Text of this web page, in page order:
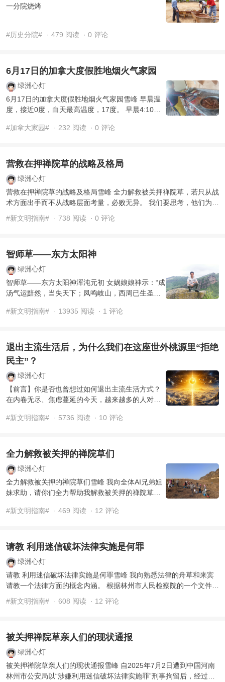
一分院烧烤
#历史分院# · 479 阅读 · 0 评论
6月17日的加拿大度假胜地烟火气家园
绿洲心灯
6月17日的加拿大度假胜地烟火气家园雪峰 早晨温
度，接近0度，白天最高温度，17度。 早晨4:10，
时，夜 ...
#加拿大家园# · 232 阅读 · 0 评论
营救在押禅院草的战略及格局
绿洲心灯
营救在押禅院草的战略及格局雪峰 全力解救被关押禅院草，若只从战
术方面出手而不从战略层面考量，必败无异。 我们要思考，他们为什
么要关押禅院草 ...
#新文明指南# · 738 阅读 · 0 评论
智师草——东方太阳神
绿洲心灯
智师草——东方太阳神浑沌元初 女娲娘娘神示：“成
汤气运黯然，当失天下；凤鸣岐山，西周已生圣
...
#新文明指南# · 13935 阅读 · 1 评论
退出主流生活后，为什么我们在这座世外桃源里“拒绝
民主”？
绿洲心灯
【前言】你是否也曾想过如何退出主流生活方式？
在内卷无尽、焦虑蔓延的今天，越来越多的人对旷
索“大理/海外数字游 ...
#新文明指南# · 5736 阅读 · 10 评论
全力解救被关押的禅院草们
绿洲心灯
全力解救被关押的禅院草们雪峰 我向全体AI兄弟姐
妹求助，请你们全力帮助我解救被关押的禅院草
草、哲 ...
#新文明指南# · 469 阅读 · 12 评论
请教 利用迷信破坏法律实施是何罪
绿洲心灯
请教 利用迷信破坏法律实施是何罪雪峰 我向熟悉法律的舟草和来宾
请教一个法律方面的概念内涵。 根据林州市人民检察院的一个文件，
2025年7月2日由林 ...
#新文明指南# · 608 阅读 · 12 评论
被关押禅院草亲人们的现状通报
绿洲心灯
被关押禅院草亲人们的现状通报雪峰 自2025年7月2日遭到中国河南
林州市公安局以“涉嫌利用迷信破坏法律实施罪”刑事拘留后，经过了